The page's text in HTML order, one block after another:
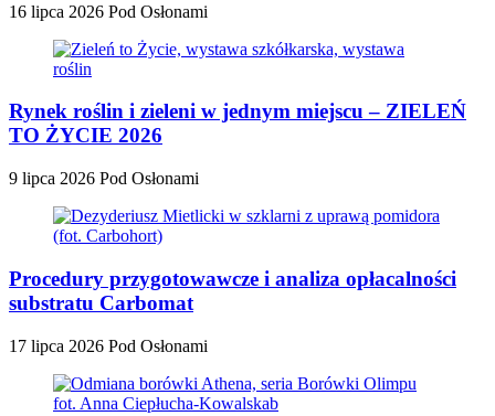
16 lipca 2026 Pod Osłonami
Rynek roślin i zieleni w jednym miejscu – ZIELEŃ
TO ŻYCIE 2026
9 lipca 2026 Pod Osłonami
Procedury przygotowawcze i analiza opłacalności
substratu Carbomat
17 lipca 2026 Pod Osłonami